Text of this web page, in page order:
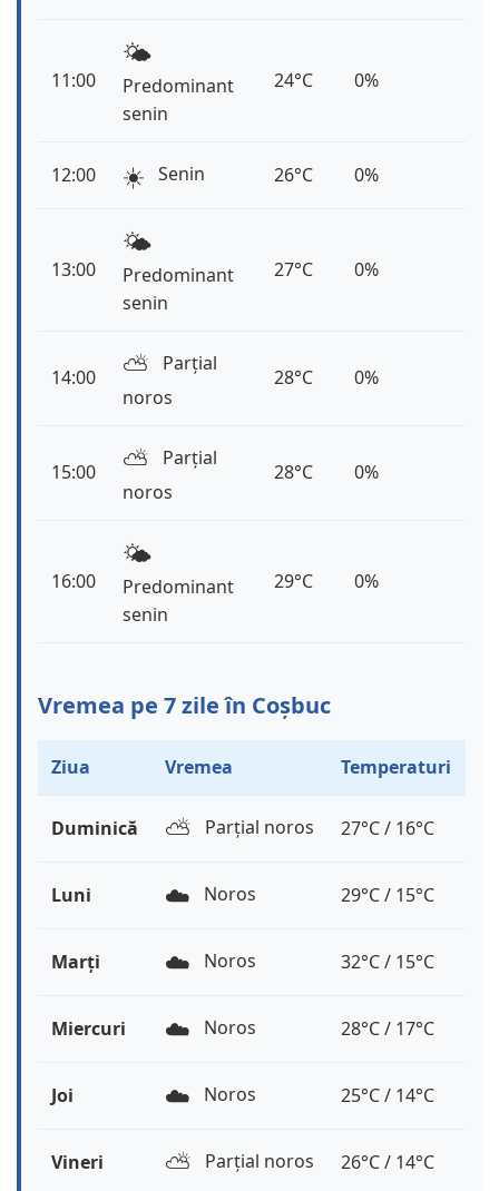
11:00
🌤️
Predominant
senin
24°C 0%
12:00 ☀️ Senin 26°C 0%
13:00
🌤️
Predominant
senin
27°C 0%
14:00 ⛅️
Parțial
noros
28°C 0%
15:00 ⛅️
Parțial
noros
28°C 0%
16:00
🌤️
Predominant
senin
29°C 0%
Vremea pe 7 zile în Coșbuc
Ziua Vremea Temperaturi
Duminică ⛅️ Parțial noros 27°C / 16°C
Luni ☁️ Noros 29°C / 15°C
Marți ☁️ Noros 32°C / 15°C
Miercuri ☁️ Noros 28°C / 17°C
Joi ☁️ Noros 25°C / 14°C
Vineri ⛅️ Parțial noros 26°C / 14°C